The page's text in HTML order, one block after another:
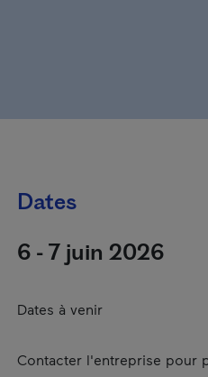
Dates
6 - 7 juin 2026
Dates à venir
Contacter l'entreprise pour